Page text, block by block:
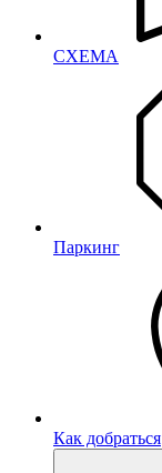
СХЕМА
Паркинг
Как добраться